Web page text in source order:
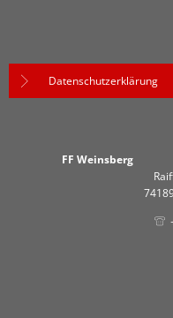
Datenschutzerklärung
FF Weinsberg